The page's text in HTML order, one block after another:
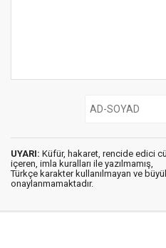
UYARI: Küfür, hakaret, rencide edici
içeren, imla kuralları ile yazılmamış,
Türkçe karakter kullanılmayan ve
onaylanmamaktadır.